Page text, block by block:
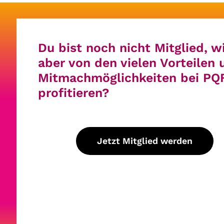
Du bist noch nicht Mitglied,
aber von den vielen Vorteilen
Mitmachmöglichkeiten bei
profitieren?
Jetzt Mitglied werden